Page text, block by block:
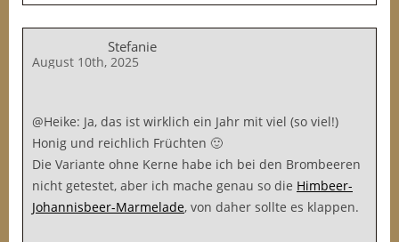
Stefanie
August 10th, 2025
@Heike: Ja, das ist wirklich ein Jahr mit viel (so viel!)
Honig und reichlich Früchten 🙂
Die Variante ohne Kerne habe ich bei den Brombeeren
nicht getestet, aber ich mache genau so die Himbeer-
Johannisbeer-Marmelade, von daher sollte es klappen.